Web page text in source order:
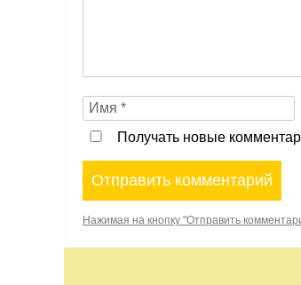
Получать новые
Нажимая на кнопку "Отправить